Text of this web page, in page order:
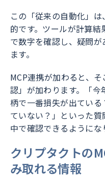
この「従来の自動化」
的です。ツールが計算
で数字を確認し、疑問
ます。
MCP連携が加わると、
認」が加わります。「
柄で一番損失が出てい
ていない？」といった
中で確認できるようにな
クリプタクトの
み取れる情報